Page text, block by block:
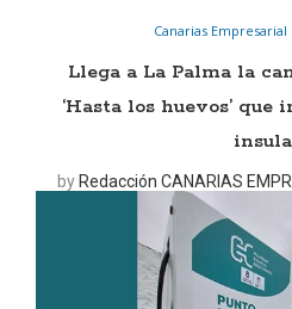
Canarias Empresarial
Llega a La Palma la
‘Hasta los huevos’
by Redacción CANARIAS